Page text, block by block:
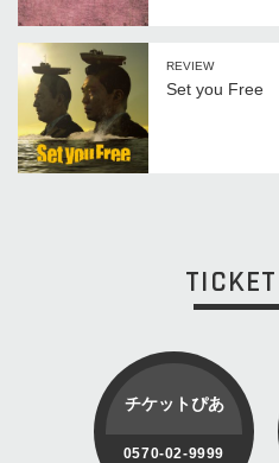
REVIEW
Set you Free
チケットぴあ
0570-02-9999